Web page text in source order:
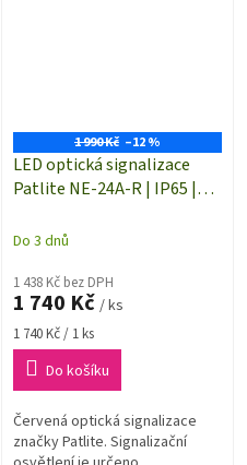
1 990 Kč –12 %
LED optická signalizace
Patlite NE-24A-R | IP65 |
24 V/DC | Ø 56 x 61 mm
Do 3 dnů
1 438 Kč bez DPH
1 740 Kč / ks
Měrná
cena:
1 740 Kč / 1 ks
Do košíku
Červená optická signalizace
značky Patlite. Signalizační